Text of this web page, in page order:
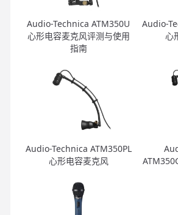
Audio-Technica ATM350U
心形电容麦克风评测与使用
指南
Audio-
心
Audio-Technica ATM350PL
心形电容麦克风